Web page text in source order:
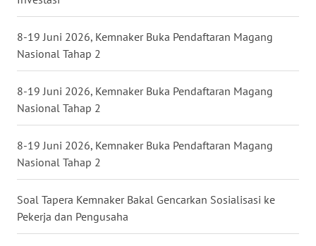
8-19 Juni 2026, Kemnaker Buka Pendaftaran Magang
Nasional Tahap 2
8-19 Juni 2026, Kemnaker Buka Pendaftaran Magang
Nasional Tahap 2
8-19 Juni 2026, Kemnaker Buka Pendaftaran Magang
Nasional Tahap 2
Soal Tapera Kemnaker Bakal Gencarkan Sosialisasi ke
Pekerja dan Pengusaha
WN
NUSANTARA
WN
JOGJA
WN
WN